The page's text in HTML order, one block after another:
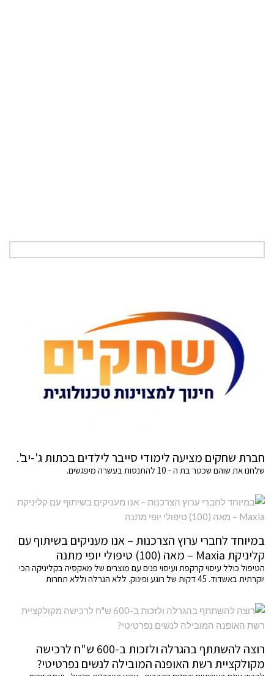
חברת שחקים מציעה לימודי סייבר לילדים בכתות ג'-יב'.
שלחנו את שוהם שכטר בת ה - 10 להתנסות בעשרה מיפגשים.
במיוחד לחברי ערוץ הצרכנות – אנו מעניקים בשיתוף עם
קליניקת Maxia – מאה (100) טיפולי יופי מתנה
הטיפול כולל עיסוי קרקפת ועיסוי פנים עם מוצרים של מאקסיה בקליניקה הכי
יוקרתית באשדוד. 45 דקות של רוגע ופינוק. ללא הגרלה וללא תחרות
רוצה להשתתף בהגרלה ולזכות ב-600 ש"ח לרכישה
מקולקציית רשת האופנה המובילה לנשים נפרטיטי?